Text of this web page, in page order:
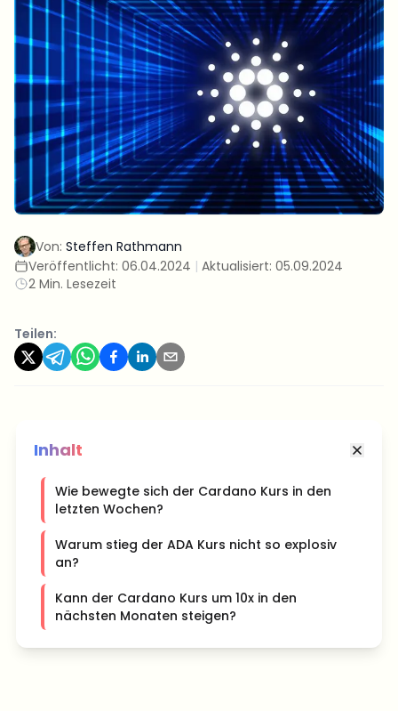
Von: Steffen Rathmann
Veröffentlicht: 06.04.2024 | Aktualisiert: 05.09.2024
2 Min. Lesezeit
Teilen:
Inhalt
Wie bewegte sich der Cardano Kurs in den
letzten Wochen?
Warum stieg der ADA Kurs nicht so explosiv
an?
Kann der Cardano Kurs um 10x in den
nächsten Monaten steigen?